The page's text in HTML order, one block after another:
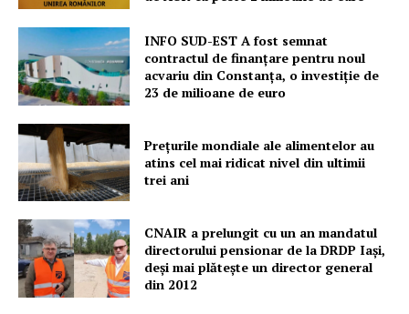
INFO SUD-EST A fost semnat
contractul de finanțare pentru noul
acvariu din Constanța, o investiție de
23 de milioane de euro
Prețurile mondiale ale alimentelor au
atins cel mai ridicat nivel din ultimii
trei ani
CNAIR a prelungit cu un an mandatul
directorului pensionar de la DRDP Iași,
deși mai plătește un director general
din 2012